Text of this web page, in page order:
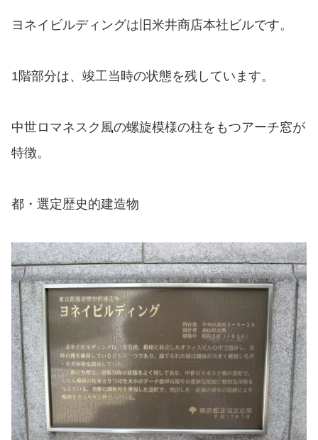
ヨネイビルディングは旧米井商店本社ビルです。
1階部分は、竣工当時の状態を残しています。
中世ロマネスク風の螺旋模様の柱をもつアーチ窓が
特徴。
都・選定歴史的建造物